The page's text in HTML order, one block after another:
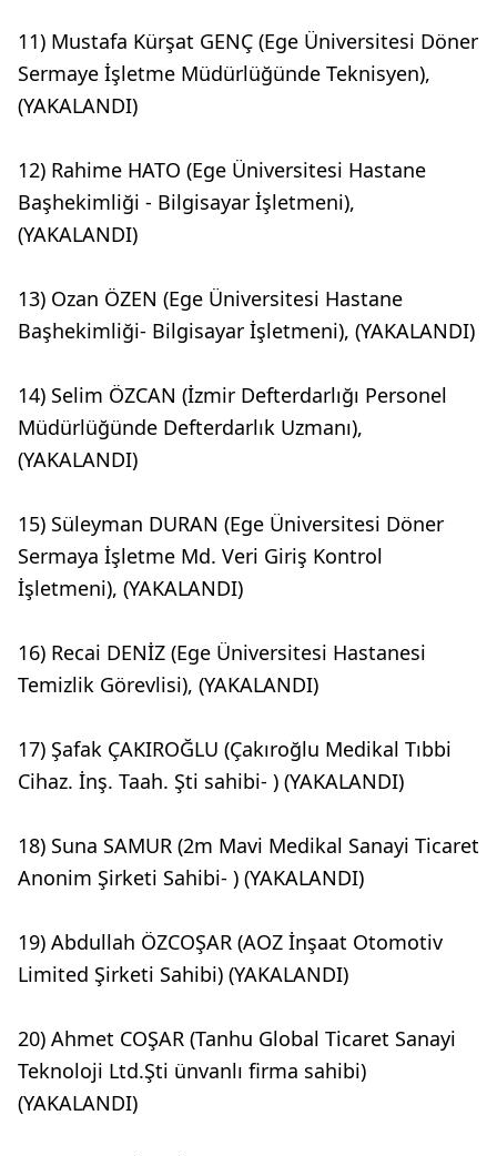
11) Mustafa Kürşat GENÇ (Ege Üniversitesi Döner
Sermaye İşletme Müdürlüğünde Teknisyen),
(YAKALANDI)
12) Rahime HATO (Ege Üniversitesi Hastane
Başhekimliği - Bilgisayar İşletmeni),
(YAKALANDI)
13) Ozan ÖZEN (Ege Üniversitesi Hastane
Başhekimliği- Bilgisayar İşletmeni), (YAKALANDI)
14) Selim ÖZCAN (İzmir Defterdarlığı Personel
Müdürlüğünde Defterdarlık Uzmanı),
(YAKALANDI)
15) Süleyman DURAN (Ege Üniversitesi Döner
Sermaya İşletme Md. Veri Giriş Kontrol
İşletmeni), (YAKALANDI)
16) Recai DENİZ (Ege Üniversitesi Hastanesi
Temizlik Görevlisi), (YAKALANDI)
17) Şafak ÇAKIROĞLU (Çakıroğlu Medikal Tıbbi
Cihaz. İnş. Taah. Şti sahibi- ) (YAKALANDI)
18) Suna SAMUR (2m Mavi Medikal Sanayi Ticaret
Anonim Şirketi Sahibi- ) (YAKALANDI)
19) Abdullah ÖZCOŞAR (AOZ İnşaat Otomotiv
Limited Şirketi Sahibi) (YAKALANDI)
20) Ahmet COŞAR (Tanhu Global Ticaret Sanayi
Teknoloji Ltd.Şti ünvanlı firma sahibi)
(YAKALANDI)